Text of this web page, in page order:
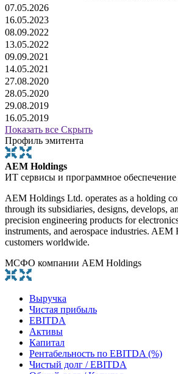
07.05.2026
16.05.2023
08.09.2022
13.05.2022
09.09.2021
14.05.2021
27.08.2020
28.05.2020
29.08.2019
16.05.2019
Показать все Скрыть
Профиль эмитента
AEM Holdings
ИТ сервисы и программное
AEM Holdings Ltd. operates as a holding
through its subsidiaries, designs, develops,
precision engineering products for
instruments, and aerospace industries. AEM
customers worldwide.
МСФО компании AEM Holdings
Выручка
Чистая прибыль
EBITDA
Активы
Капитал
Рентабельность по EBITDA (%)
Чистый долг / EBITDA